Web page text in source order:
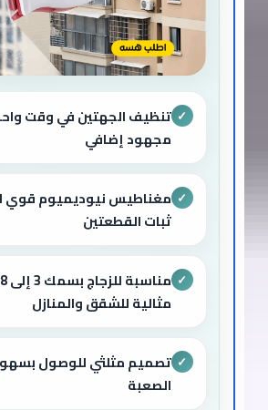
✓ تنظيف الجهتين في وقت
مجهود إضافي
✓ مغناطيس نيوديميوم قوي
ثبات القطعتين
✓
مثالية للشقق والمنازل
✓ تصميم مثلثي للوصول
الصعبة